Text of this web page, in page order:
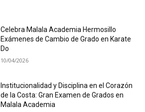
Celebra Malala Academia Hermosillo
Exámenes de Cambio de Grado en Karate
Do
10/04/2026
Institucionalidad y Disciplina en el Corazón
de la Costa: Gran Examen de Grados en
Malala Academia